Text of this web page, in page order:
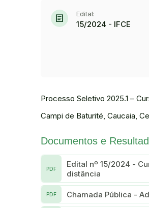
article Edital:
15/2024 - IFCE
Processo Seletivo 2025.1 –
Campi de Baturité, Caucaia,
Documentos e
Edital nº 15/2024 - Cursos técnicos subsequentes a
distância
PDF
Chamada Pública -
PDF